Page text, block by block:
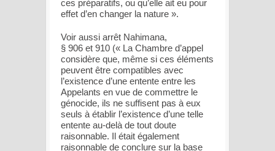
ces préparatifs, ou qu’elle ait eu pour
effet d’en changer la nature ».
Voir aussi arrêt Nahimana,
§ 906 et 910 (« La Chambre d’appel
considère que, même si ces éléments
peuvent être compatibles avec
l’existence d’une entente entre les
Appelants en vue de commettre le
génocide, ils ne suffisent pas à eux
seuls à établir l’existence d’une telle
entente au-delà de tout doute
raisonnable. Il était également
raisonnable de conclure sur la base